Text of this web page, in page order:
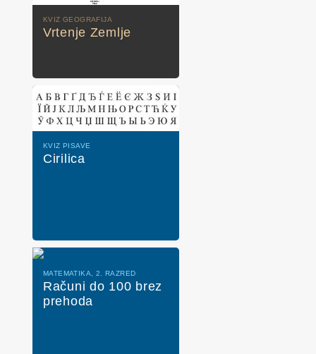
KVIZ GEOGRAFIJA
Vrtenje Zemlje
KVIZ PISAVE
Cirilica
MATEMATIKA, 2. RAZRED
Računi do 100 brez
prehoda